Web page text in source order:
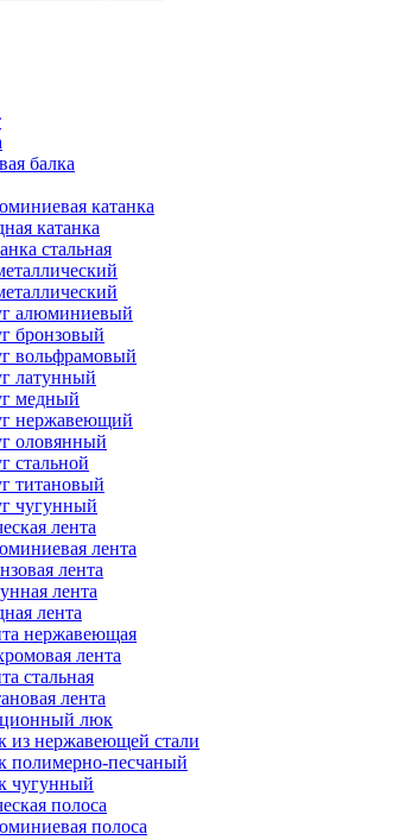
балка
катанка
катанка
стальная
алюминиевый
бронзовый
вольфрамовый
латунный
медный
нержавеющий
оловянный
стальной
титановый
чугунный
лента
лента
лента
лента
лента
нержавеющая
лента
стальная
лента
люк
из нержавеющей стали
полимерно-песчаный
чугунный
полоса
полоса